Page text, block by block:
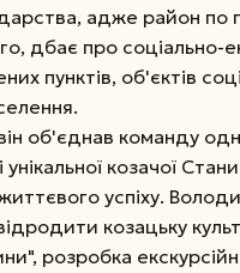
адже район по
дбає про соціально-
пунктів, об'єктів
об'єднав команду
козачої
успіху.
козацьку
розробка